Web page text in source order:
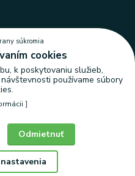
súkromia
súkromia
cookies
k poskytovaniu služieb,
používame súbory
]
Odmietnuť